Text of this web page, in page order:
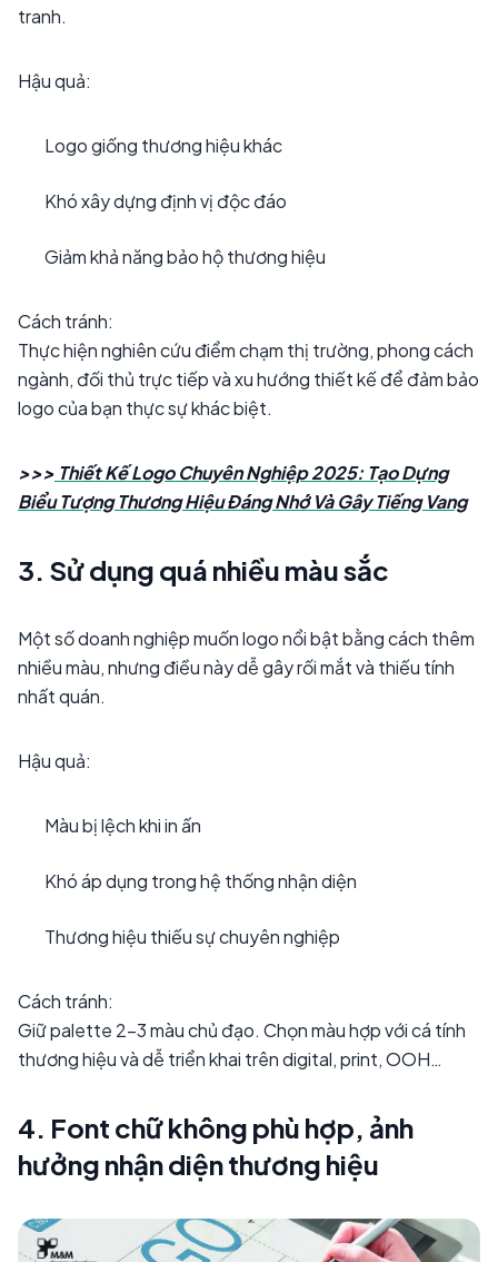
tranh.
Hậu quả:
Logo giống thương hiệu khác
Khó xây dựng định vị độc đáo
Giảm khả năng bảo hộ thương hiệu
Cách tránh:
Thực hiện nghiên cứu điểm chạm thị trường, phong cách
ngành, đối thủ trực tiếp và xu hướng thiết kế để đảm bảo
logo của bạn thực sự khác biệt.
>>> Thiết Kế Logo Chuyên Nghiệp 2025: Tạo Dựng
Biểu Tượng Thương Hiệu Đáng Nhớ Và Gây Tiếng Vang
3. Sử dụng quá nhiều màu sắc
Một số doanh nghiệp muốn logo nổi bật bằng cách thêm
nhiều màu, nhưng điều này dễ gây rối mắt và thiếu tính
nhất quán.
Hậu quả:
Màu bị lệch khi in ấn
Khó áp dụng trong hệ thống nhận diện
Thương hiệu thiếu sự chuyên nghiệp
Cách tránh:
Giữ palette 2–3 màu chủ đạo. Chọn màu hợp với cá tính
thương hiệu và dễ triển khai trên digital, print, OOH…
4. Font chữ không phù hợp, ảnh
hưởng nhận diện thương hiệu